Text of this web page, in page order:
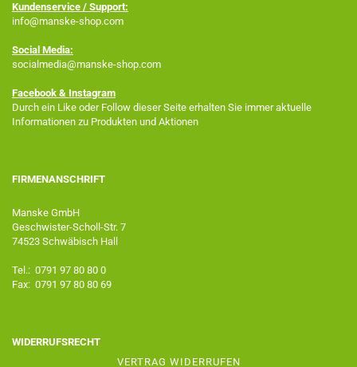
Kundenservice / Support:
info@manske-shop.com
Social Media:
socialmedia@manske-shop.com
Facebook & Instagram
Durch ein Like oder Follow dieser Seite erhalten Sie immer aktuelle
Informationen zu Produkten und Aktionen
FIRMENANSCHRIFT
Manske GmbH
Geschwister-Scholl-Str. 7
74523 Schwäbisch Hall
Tel.: 0791 97 80 80 0
Fax: 0791 97 80 80 69
WIDERRUFSRECHT
VERTRAG WIDERRUFEN